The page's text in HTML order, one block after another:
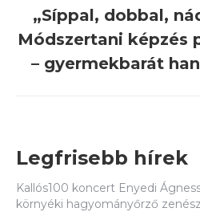
„Síppal, dobbal,
Módszertani képzés
– gyermekbarát
Legfrisebb hírek
Kallós100 koncert Enyedi
környéki hagyományőrző